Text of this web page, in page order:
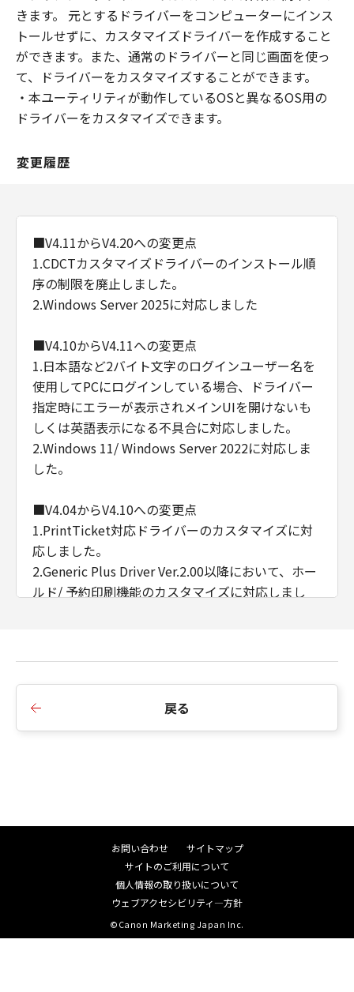
きます。 元とするドライバーをコンピューターにインス
トールせずに、カスタマイズドライバーを作成すること
ができます。また、通常のドライバーと同じ画面を使っ
て、ドライバーをカスタマイズすることができます。
・本ユーティリティが動作しているOSと異なるOS用の
ドライバーをカスタマイズできます。
変更履歴
■V4.11からV4.20への変更点
1.CDCTカスタマイズドライバーのインストール順
序の制限を廃止しました。
2.Windows Server 2025に対応しました
■V4.10からV4.11への変更点
1.日本語など2バイト文字のログインユーザー名を
使用してPCにログインしている場合、ドライバー
指定時にエラーが表示されメインUIを開けないも
しくは英語表示になる不具合に対応しました。
2.Windows 11/ Windows Server 2022に対応しま
した。
■V4.04からV4.10への変更点
1.PrintTicket対応ドライバーのカスタマイズに対
応しました。
2.Generic Plus Driver Ver.2.00以降において、ホー
ルド/ 予約印刷機能のカスタマイズに対応しまし
5.Windows Server 2019に対応しました。
6.Windows Vista/ Windows 8を非サポートとしま
ズに対応しました。
3.Generic Plus LIPSLX Printer Driver Ver.1.00以降
に対応しました。
4.Generic Plus LIPS4 Printer Driver Ver.1.00以降
に対応しました。
戻る
お問い合わせ
サイトマップ
サイトのご利用について
個人情報の取り扱いについて
ウェブアクセシビリティ―方針
©Canon Marketing Japan Inc.